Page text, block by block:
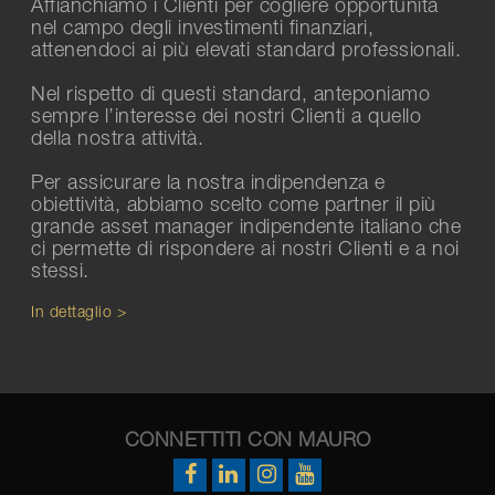
Affianchiamo i Clienti per cogliere opportunità
nel campo degli investimenti finanziari,
attenendoci ai più elevati standard professionali.
Nel rispetto di questi standard, anteponiamo
sempre l’interesse dei nostri Clienti a quello
della nostra attività.
Per assicurare la nostra indipendenza e
obiettività, abbiamo scelto come partner il più
grande asset manager indipendente italiano che
ci permette di rispondere ai nostri Clienti e a noi
stessi.
In dettaglio >
CONNETTITI CON MAURO